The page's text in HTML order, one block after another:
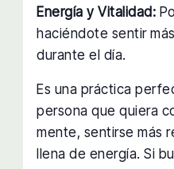
Energía y Vitalidad:
haciéndote sentir
durante el día.
Es una práctica
persona que quiera
mente, sentirse más
llena de energía. Si